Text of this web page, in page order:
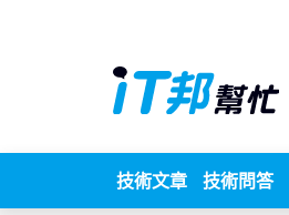
技術文章 技術問答